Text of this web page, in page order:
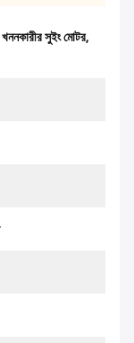
সুইং মোটর,